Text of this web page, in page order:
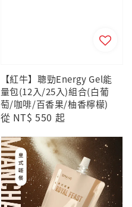
【紅牛】聰勁Energy Gel能
量包(12入/25入)組合(白葡
萄/咖啡/百香果/柚香檸檬)
Regular
從 NT$ 550 起